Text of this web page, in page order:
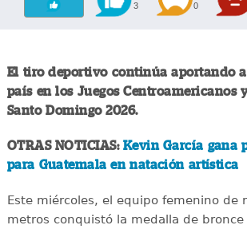
3 0
El tiro deportivo continúa aportando
país en los Juegos Centroamericanos
Santo Domingo 2026.
OTRAS NOTICIAS: Kevin García gana
para Guatemala en natación artística
Este miércoles, el equipo femenino de
metros conquistó la medalla de